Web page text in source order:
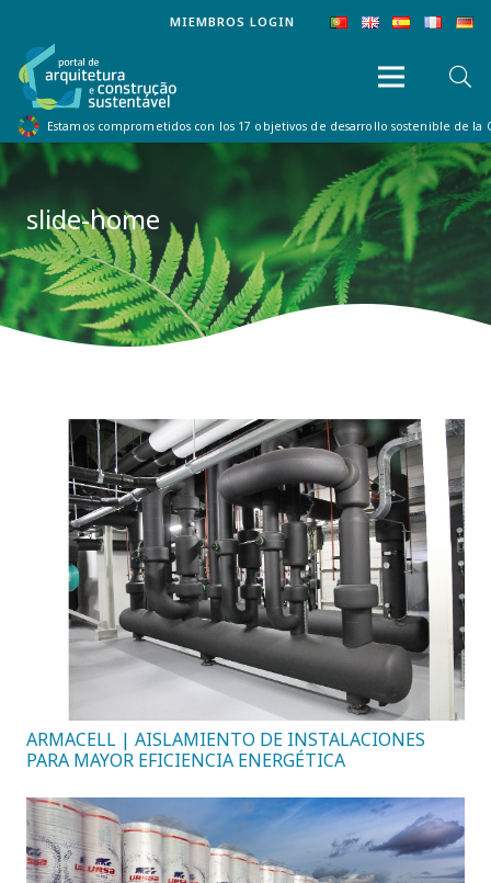
MIEMBROS LOGIN
Estamos comprometidos con los 17 objetivos de desarrollo sostenible de la
slide-home
ARMACELL | AISLAMIENTO DE INSTALACIONES
PARA MAYOR EFICIENCIA ENERGÉTICA